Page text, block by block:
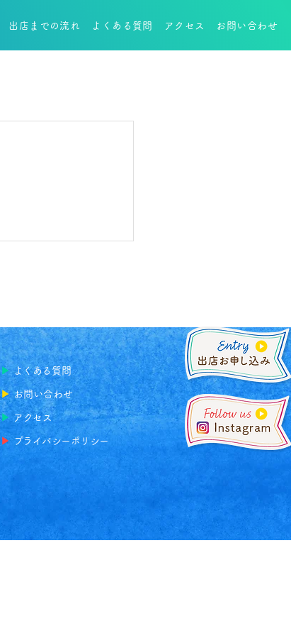
出店までの流れ よくある質問 アクセス お問い合わせ
▶ よくある質問
▶お問い合わせ
▶ アクセス
▶ プライバシーポリシー